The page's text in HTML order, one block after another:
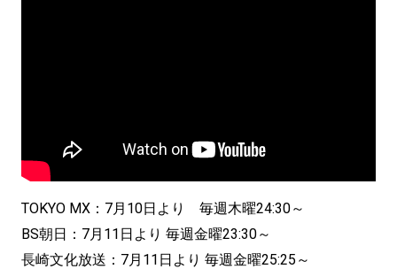
TOKYO MX：7月10日より 毎週木曜24:30～
BS朝日：7月11日より 毎週金曜23:30～
長崎文化放送：7月11日より 毎週金曜25:25～